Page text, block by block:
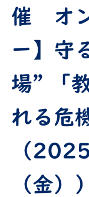
催 オ
ー】守
場” 「
れる危
（
（金））